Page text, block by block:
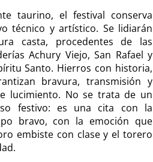
taurino, el festival conserva
técnico y artístico. Se lidiarán
casta, procedentes de las
Achury Viejo, San Rafael y
Santo. Hierros con historia,
bravura, transmisión y
lucimiento. No se trata de un
festivo: es una cita con la
bravo, con la emoción que
embiste con clase y el torero